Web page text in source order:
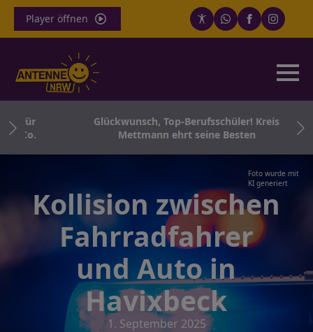
Player öffnen
für
Glückwunsch, Top-Berufsschüler! Kreis
Mettmann ehrt seine Besten
Foto wurde mit
KI generiert
Kollision zwischen
Fahrradfahrer
und Auto in
Havixbeck
1. September 2025